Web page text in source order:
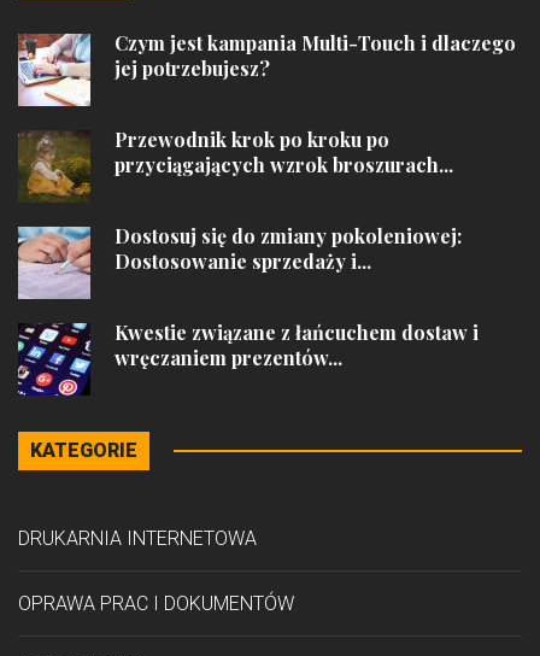
Czym jest kampania Multi-Touch i dlaczego
jej potrzebujesz?
Przewodnik krok po kroku po
przyciągających wzrok broszurach...
Dostosuj się do zmiany pokoleniowej:
Dostosowanie sprzedaży i...
Kwestie związane z łańcuchem dostaw i
wręczaniem prezentów...
KATEGORIE
DRUKARNIA INTERNETOWA
OPRAWA PRAC I DOKUMENTÓW